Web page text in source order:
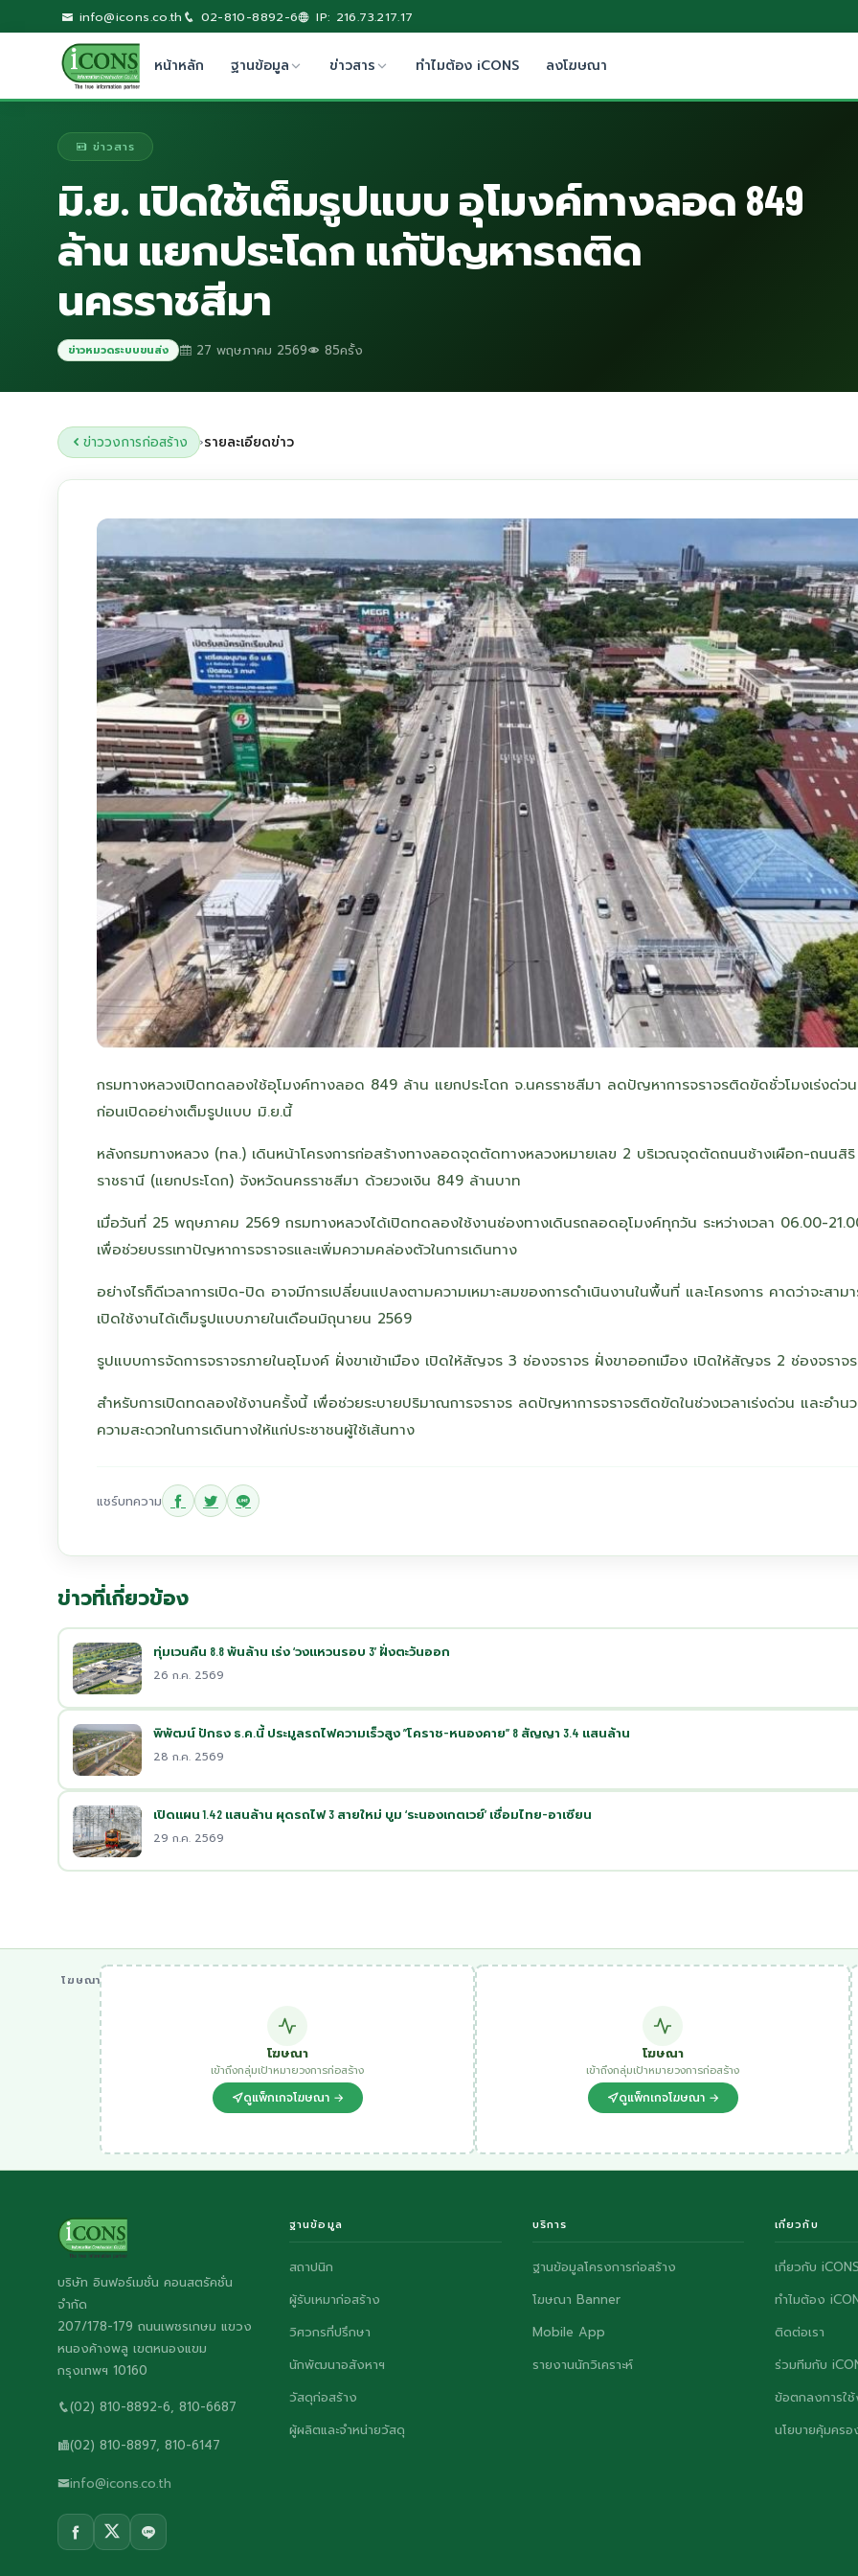
info@icons.co.th 02-810-8892-6 IP: 216.73.217.17
หน้าหลัก ฐานข้อมูล ข่าวสาร ทำไมต้อง iCONS ลงโฆษณา
ข่าวสาร
มิ.ย. เปิดใช้เต็มรูปแบบ อุโมงค์ทางลอด 849
ล้าน แยกประโดก แก้ปัญหารถติด
นครราชสีมา
ข่าวหมวดระบบขนส่ง 27 พฤษภาคม 2569 85ครั้ง
ข่าววงการก่อสร้าง ›รายละเอียดข่าว
กรมทางหลวงเปิดทดลองใช้อุโมงค์ทางลอด 849 ล้าน แยกประโดก จ.นครราชสีมา ลดปัญหาการจราจรติดขัดชั่วโมงเร่งด่วน
ก่อนเปิดอย่างเต็มรูปแบบ มิ.ย.นี้
หลังกรมทางหลวง (ทล.) เดินหน้าโครงการก่อสร้างทางลอดจุดตัดทางหลวงหมายเลข 2 บริเวณจุดตัดถนนช้างเผือก-ถนนสิริ
ราชธานี (แยกประโดก) จังหวัดนครราชสีมา ด้วยวงเงิน 849 ล้านบาท
เมื่อวันที่ 25 พฤษภาคม 2569 กรมทางหลวงได้เปิดทดลองใช้งานช่องทางเดินรถลอดอุโมงค์ทุกวัน ระหว่างเวลา 06.00-
เพื่อช่วยบรรเทาปัญหาการจราจรและเพิ่มความคล่องตัวในการเดินทาง
อย่างไรก็ดีเวลาการเปิด-ปิด อาจมีการเปลี่ยนแปลงตามความเหมาะสมของการดำเนินงานในพื้นที่ และโครงการ คาดว่าจะสาม
เปิดใช้งานได้เต็มรูปแบบภายในเดือนมิถุนายน 2569
รูปแบบการจัดการจราจรภายในอุโมงค์ ฝั่งขาเข้าเมือง เปิดให้สัญจร 3 ช่องจราจร ฝั่งขาออกเมือง เปิดให้สัญจร 2 ช่องจราจร
สำหรับการเปิดทดลองใช้งานครั้งนี้ เพื่อช่วยระบายปริมาณการจราจร ลดปัญหาการจราจรติดขัดในช่วงเวลาเร่งด่วน และอำน
ความสะดวกในการเดินทางให้แก่ประชาชนผู้ใช้เส้นทาง
แชร์บทความ
ข่าวที่เกี่ยวข้อง
ทุ่มเวนคืน 8.8 พันล้าน เร่ง ‘วงแหวนรอบ 3’ ฝั่งตะวันออก
26 ก.ค. 2569
พิพัฒน์ ปักธง ธ.ค.นี้ ประมูลรถไฟความเร็วสูง ”โคราช-หนองคาย” 8 สัญญา 3.4 แสนล้าน
28 ก.ค. 2569
เปิดแผน 1.42 แสนล้าน ผุดรถไฟ 3 สายใหม่ บูม ‘ระนองเกตเวย์’ เชื่อมไทย-อาเซียน
29 ก.ค. 2569
โฆษณา
โฆษณา
เข้าถึงกลุ่มเป้าหมายวงการก่อสร้าง
ดูแพ็กเกจโฆษณา →
โฆษณา
เข้าถึงกลุ่มเป้าหมายวงการก่อสร้าง
ดูแพ็กเกจโฆษณา →
บริษัท อินฟอร์เมชั่น คอนสตรัคชั่น
จำกัด
207/178-179 ถนนเพชรเกษม แขวง
หนองค้างพลู เขตหนองแขม
กรุงเทพฯ 10160
(02) 810-8892-6, 810-6687
(02) 810-8897, 810-6147
info@icons.co.th
ฐานข้อมูล
สถาปนิก
ผู้รับเหมาก่อสร้าง
วิศวกรที่ปรึกษา
นักพัฒนาอสังหาฯ
วัสดุก่อสร้าง
ผู้ผลิตและจำหน่ายวัสดุ
บริการ
ฐานข้อมูลโครงการก่อสร้าง
โฆษณา Banner
Mobile App
รายงานนักวิเคราะห์
เกี่ยวกับ
เกี่ยวกับ iCONS
ทำไมต้อง
ติดต่อเรา
ร่วมทีมกับ
ข้อตกลงการใช้
นโยบายคุ้มคร